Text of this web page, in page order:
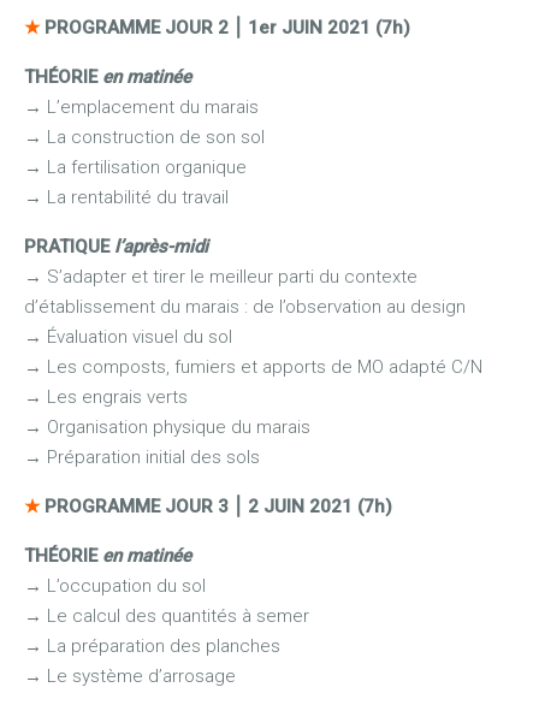
★PROGRAMME JOUR 2 1er JUIN 2021 (7h)
THÉORIE en matinée
→ L’emplacement du marais
→ La construction de son sol
→ La fertilisation organique
→ La rentabilité du travail
PRATIQUE l’après-midi
→ S’adapter et tirer le meilleur parti du contexte
d’établissement du marais : de l’observation au design
→ Évaluation visuel du sol
→ Les composts, fumiers et apports de MO adapté C/N
→ Les engrais verts
→ Organisation physique du marais
→ Préparation initial des sols
★PROGRAMME JOUR 3 2 JUIN 2021 (7h)
THÉORIE en matinée
→ L’occupation du sol
→ Le calcul des quantités à semer
→ La préparation des planches
→ Le système d’arrosage